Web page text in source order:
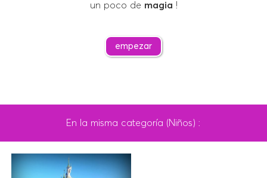
un poco de magia !
empezar
En la misma categoría (Niños) :